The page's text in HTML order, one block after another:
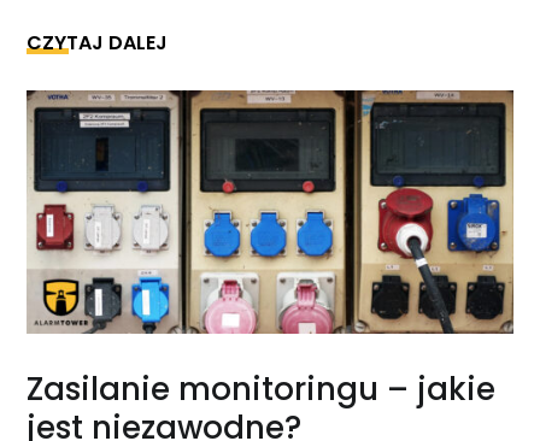
CZYTAJ DALEJ
Zasilanie monitoringu – jakie
jest niezawodne?